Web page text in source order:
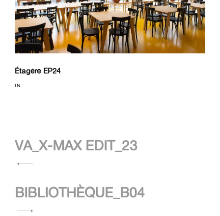
Étagère EP24
IN
Navigation
de
l’article
VA_X-MAX EDIT_23
BIBLIOTHÈQUE_B04